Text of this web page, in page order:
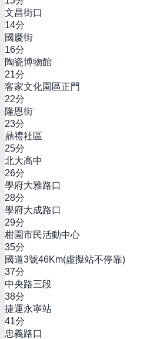
文昌街口
14分
國慶街
16分
陶瓷博物館
21分
客家文化園區正門
22分
隆恩街
23分
鼎禮社區
25分
北大高中
26分
學府大雅路口
28分
學府大成路口
29分
柑園市民活動中心
35分
國道3號46Km(虛擬站不停靠)
37分
中央路三段
38分
捷運永寧站
41分
忠義路口